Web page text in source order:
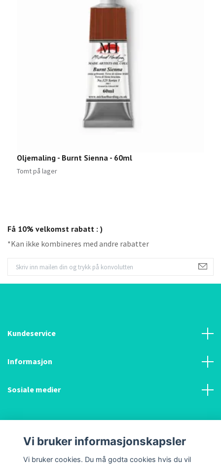
Få 10% velkomst rabatt : )
*Kan ikke kombineres med andre rabatter
Oljemaling - Burnt Sienna - 60ml
Tomt på lager
Kundeservice
Informasjon
Sosiale medier
© 2026 Kunst og utstyr AS
Vi bruker informasjonskapsler
Vi bruker cookies. Du må godta cookies hvis du vil